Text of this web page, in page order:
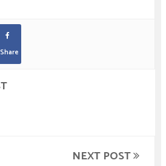
Share
NEXT POST